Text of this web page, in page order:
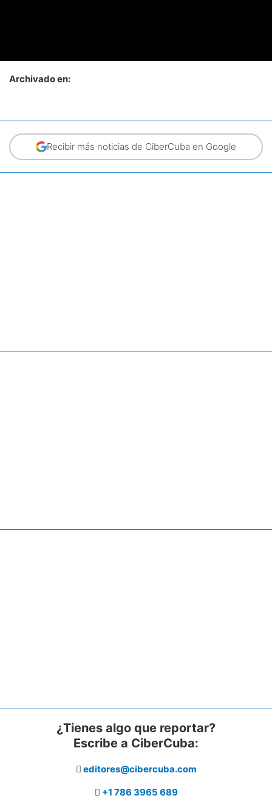
Archivado en:
Recibir más noticias de CiberCuba en Google
¿Tienes algo que reportar?
Escribe a CiberCuba:
editores@cibercuba.com
+1 786 3965 689